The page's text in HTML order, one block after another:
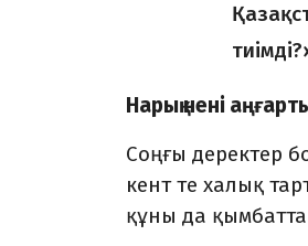
Нарық нені
Соңғы деректер
кент те халық
құны да